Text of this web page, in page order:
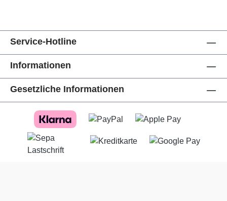
Service-Hotline
Informationen
Gesetzliche Informationen